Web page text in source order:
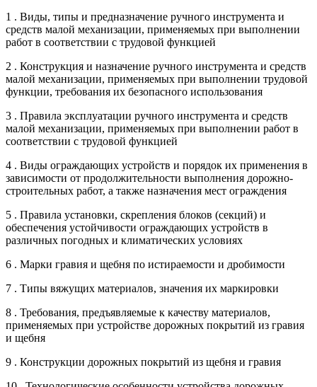
1 . Виды, типы и предназначение ручного инструмента и
средств малой механизации, применяемых при выполнении
работ в соответствии с трудовой функцией
2 . Конструкция и назначение ручного инструмента и средств
малой механизации, применяемых при выполнении трудовой
функции, требования их безопасного использования
3 . Правила эксплуатации ручного инструмента и средств
малой механизации, применяемых при выполнении работ в
соответствии с трудовой функцией
4 . Виды ограждающих устройств и порядок их применения в
зависимости от продолжительности выполнения дорожно-
строительных работ, а также назначения мест ограждения
5 . Правила установки, скрепления блоков (секций) и
обеспечения устойчивости ограждающих устройств в
различных погодных и климатических условиях
6 . Марки гравия и щебня по истираемости и дробимости
7 . Типы вяжущих материалов, значения их маркировки
8 . Требования, предъявляемые к качеству материалов,
применяемых при устройстве дорожных покрытий из гравия
и щебня
9 . Конструкции дорожных покрытий из щебня и гравия